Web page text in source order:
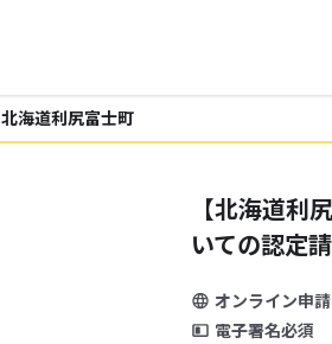
北海道利尻富士町
【北海道利
いての認定
オンライン申請
電子署名必須